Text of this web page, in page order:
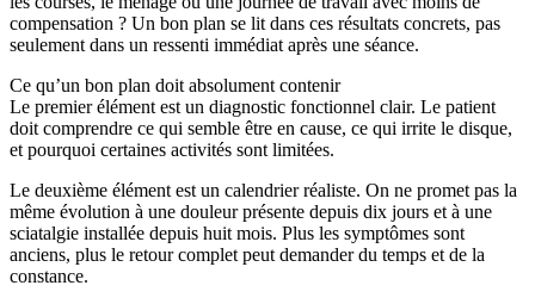
compensation ? Un bon plan se lit dans ces résultats concrets, pas
seulement dans un ressenti immédiat après une séance.
Ce qu’un bon plan doit absolument contenir
Le premier élément est un diagnostic fonctionnel clair. Le patient
doit comprendre ce qui semble être en cause, ce qui irrite le disque,
et pourquoi certaines activités sont limitées.
Le deuxième élément est un calendrier réaliste. On ne promet pas la
même évolution à une douleur présente depuis dix jours et à une
sciatalgie installée depuis huit mois. Plus les symptômes sont
anciens, plus le retour complet peut demander du temps et de la
constance.